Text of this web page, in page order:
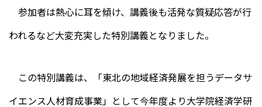
参加者は熱心に耳を傾け、講義後も活発な質疑応答が行
われるなど大変充実した特別講義となりました。
この特別講義は、「東北の地域経済発展を担うデータサ
イエンス人材育成事業」として今年度より大学院経済学研